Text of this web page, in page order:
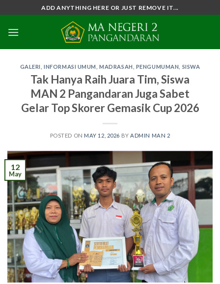
to
content
ADD ANYTHING HERE OR JUST REMOVE IT...
GALERI ,INFORMASI UMUM ,MADRASAH PENGUMUMAN SISWA
Tak Hanya Raih Juara Tim, Siswa
MAN 2 Pangandaran Juga Sabet
Gelar Top Skorer Gemasik Cup 2026
POSTED ON MAY 12, 2026 BY ADMIN MAN 2
12
May